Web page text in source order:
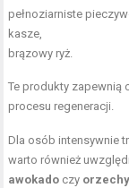
pełnoziarniste
kasze,
brązowy ryż.
Te produkty zapewnią
procesu regeneracji.
Dla osób intensywnie
warto również
awokado czy orzechy